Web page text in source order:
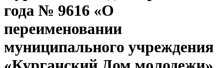
года № 9616 «О
переименовании
муниципального учреждения